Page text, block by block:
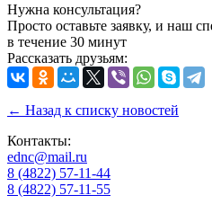
Нужна консультация?
Просто оставьте заявку, и наш
в течение 30 минут
Рассказать друзьям:
← Назад к списку новостей
Контакты:
ednc@mail.ru
8 (4822) 57-11-44
8 (4822) 57-11-55